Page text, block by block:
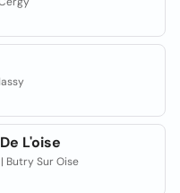
L'oise
Butry Sur Oise